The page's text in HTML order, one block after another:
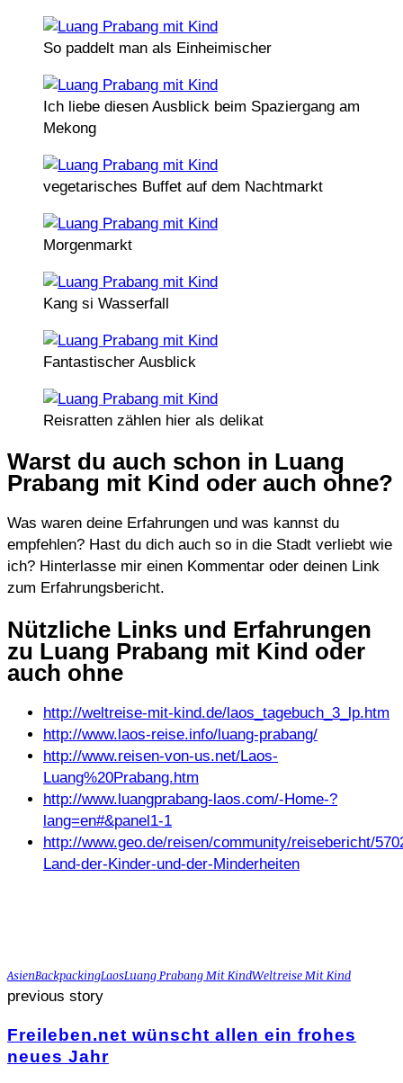
So paddelt man als Einheimischer
Ich liebe diesen Ausblick beim Spaziergang am
Mekong
vegetarisches Buffet auf dem Nachtmarkt
Morgenmarkt
Kang si Wasserfall
Fantastischer Ausblick
Reisratten zählen hier als delikat
Warst du auch schon in Luang
Prabang mit Kind oder auch ohne?
Was waren deine Erfahrungen und was kannst du
empfehlen? Hast du dich auch so in die Stadt verliebt wie
ich? Hinterlasse mir einen Kommentar oder deinen Link
zum Erfahrungsbericht.
Nützliche Links und Erfahrungen
zu Luang Prabang mit Kind oder
auch ohne
http://weltreise-mit-kind.de/laos_tagebuch_3_lp.htm
http://www.laos-reise.info/luang-prabang/
http://www.reisen-von-us.net/Laos-
Luang%20Prabang.htm
http://www.luangprabang-laos.com/-Home-?
lang=en#&panel1-1
http://www.geo.de/reisen/community/reisebericht/
Land-der-Kinder-und-der-Minderheiten
AsienBackpackingLaosLuang Prabang Mit KindWeltreise Mit Kind
previous story
Freileben.net wünscht allen ein frohes
neues Jahr